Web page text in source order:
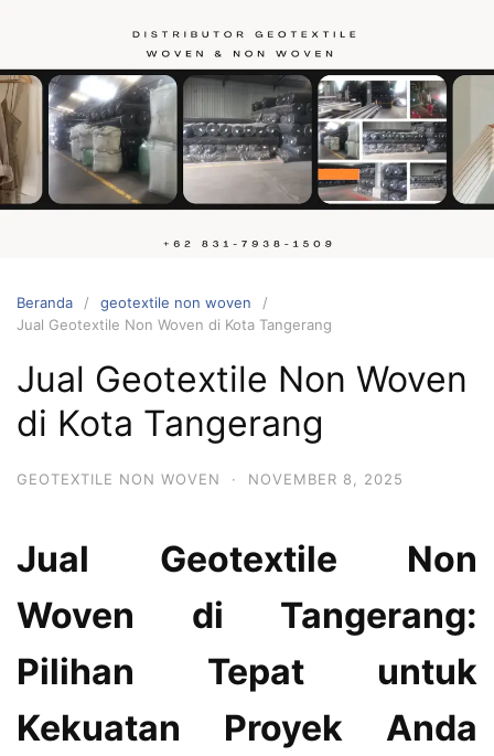
konten
Hubungi
kami
Beranda
geotextile non woven
Jual Geotextile Non Woven di Kota Tangerang
Jual Geotextile Non Woven
di Kota Tangerang
GEOTEXTILE NON WOVEN · NOVEMBER 8, 2025
Jual Geotextile Non
Woven di Tangerang:
Pilihan Tepat untuk
Kekuatan Proyek Anda